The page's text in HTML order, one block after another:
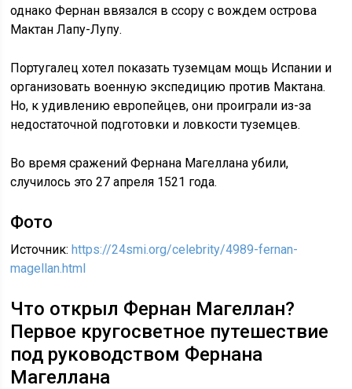
однако Фернан ввязался в ссору с вождем острова
Мактан Лапу-Лупу.
Португалец хотел показать туземцам мощь Испании и
организовать военную экспедицию против Мактана.
Но, к удивлению европейцев, они проиграли из-за
недостаточной подготовки и ловкости туземцев.
Во время сражений Фернана Магеллана убили,
случилось это 27 апреля 1521 года.
Фото
Источник:https://24smi.org/celebrity/4989-fernan-
magellan.html
Что открыл Фернан Магеллан?
Первое кругосветное путешествие
под руководством Фернана
Магеллана